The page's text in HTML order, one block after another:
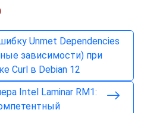
Unmet Dependencies
зависимости) при
Curl в Debian 12
Intel Laminar RM1: